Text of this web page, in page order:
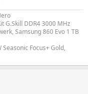
G.Skill DDR4 3000 MHz
Samsung 860 Evo 1 TB
Focus+ Gold,